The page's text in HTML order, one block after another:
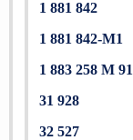
1 881 842
1 881 842-M1
1 883 258 M 91
31 928
32 527